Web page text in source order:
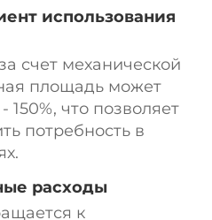
использования
счет механической
площадь может
150%, что позволяет
потребность в
расходы
к